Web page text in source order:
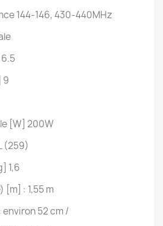
144-146, 430-440MHz
9
[W] 200W
(259)
1,6
[m] : 1,55 m
52 cm /